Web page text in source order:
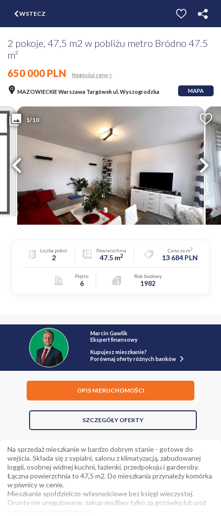
WSTECZ
2 pokoje, 47,5 m2 w pobliżu metro Bródno 47.5
m²
650 000 PLN
Negocjuj cenę >
MAZOWIECKIE Warszawa Targówek ul. Wyszogrodzka MAPA
1/10
Liczba pokoi
2
Powierzchnia
47.5 m2
Cena za m2
13 684 PLN
Piętro
6
Rok budowy
1982
Marcin Gawlik
Ekspert finansowy
Kupujesz mieszkanie?
Porównaj oferty różnych banków
OPIS NIERUCHOMOŚCI
SZCZEGÓŁY OFERTY
Na sprzedaż mieszkanie w bardzo dobrym stanie - gotowe do
wejścia. Składa się z sypialni, salonu z klimatyzacją, zabudowanej
loggii, osobnej widnej kuchni, łazienki, przedpokoju i garderoby.
Łączna powierzchnia to 47,5 m2. Do mieszkania przynależy komórka
w piwnicy w cenie.
Mieszkanie społdzielczo-własnościowe bez księgi wieczystej.
Grunty nie uregulowane. zakup możliwy tylko za gotówkę lub pod
zastaw innej nieruchomości.